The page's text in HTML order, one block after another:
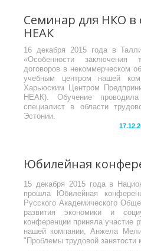
Семинар для НКО в
НЕАК
16 декабря 2015 года в
«Особенности заключения
договоров в некоммерческом
учебным центром нашей
Харьюским Центром
НЕАК). Обучение
специалист в области
Эстонии.
Юбилейная
15 декабря 2015 года в
прошла Юбилейная
Русского Академического
развития экономики и
конференции приняла участие
нашей компании, Анжела
"Проблемы трудовой